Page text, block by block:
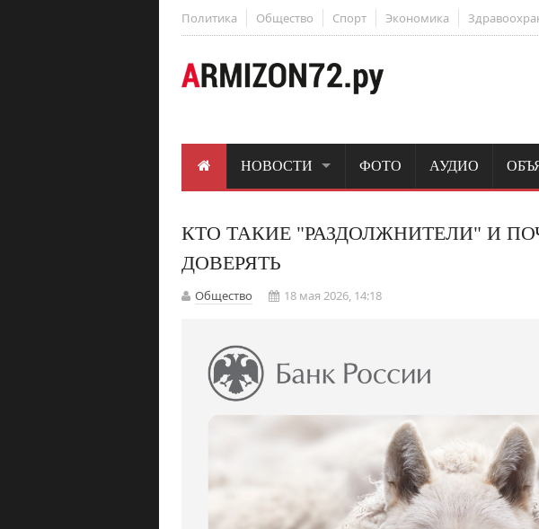
Политика Общество Спорт Экономика
НОВОСТИ ФОТО АУДИО
КТО ТАКИЕ "РАЗДОЛЖНИТЕЛИ" И
ДОВЕРЯТЬ
Общество 18 мая 2026, 14:18